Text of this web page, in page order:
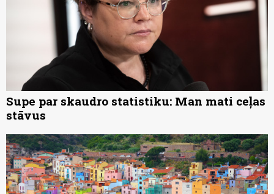
Supe par skaudro statistiku: Man mati ceļas
stāvus